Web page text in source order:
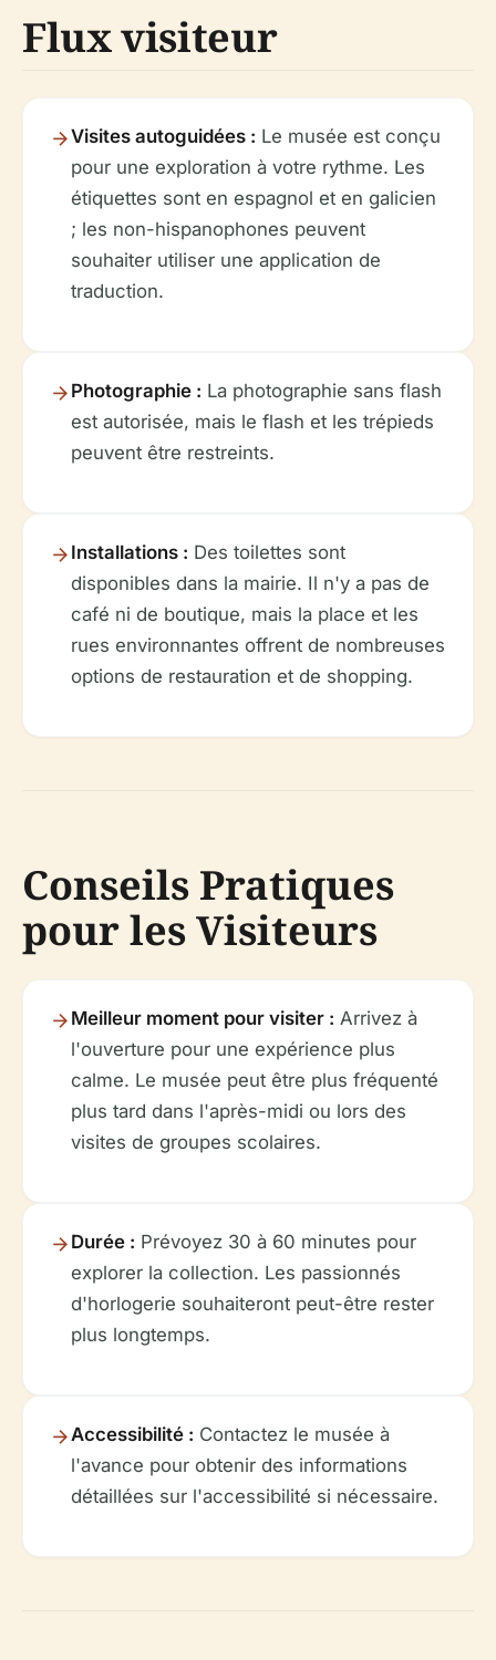
Flux visiteur
Visites autoguidées : Le musée est conçu
pour une exploration à votre rythme. Les
étiquettes sont en espagnol et en galicien
; les non-hispanophones peuvent
souhaiter utiliser une application de
traduction.
Photographie : La photographie sans flash
est autorisée, mais le flash et les trépieds
peuvent être restreints.
Installations : Des toilettes sont
disponibles dans la mairie. Il n'y a pas de
café ni de boutique, mais la place et les
rues environnantes offrent de nombreuses
options de restauration et de shopping.
Conseils Pratiques
pour les Visiteurs
Meilleur moment pour visiter : Arrivez à
l'ouverture pour une expérience plus
calme. Le musée peut être plus fréquenté
plus tard dans l'après-midi ou lors des
visites de groupes scolaires.
Durée : Prévoyez 30 à 60 minutes pour
explorer la collection. Les passionnés
d'horlogerie souhaiteront peut-être rester
plus longtemps.
Accessibilité : Contactez le musée à
l'avance pour obtenir des informations
détaillées sur l'accessibilité si nécessaire.